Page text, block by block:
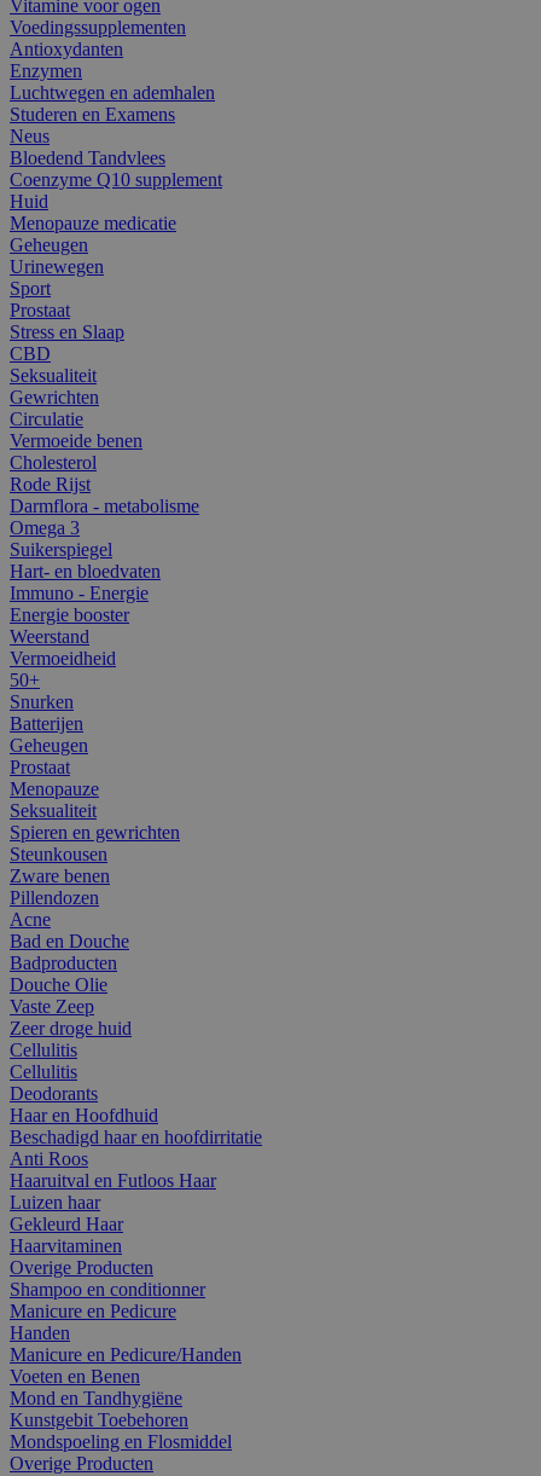
Vitamine voor ogen
Voedingssupplementen
Antioxydanten
Enzymen
Luchtwegen en ademhalen
Studeren en Examens
Neus
Bloedend Tandvlees
Coenzyme Q10 supplement
Huid
Menopauze medicatie
Geheugen
Urinewegen
Sport
Prostaat
Stress en Slaap
CBD
Seksualiteit
Gewrichten
Circulatie
Vermoeide benen
Cholesterol
Rode Rijst
Darmflora - metabolisme
Omega 3
Suikerspiegel
Hart- en bloedvaten
Immuno - Energie
Energie booster
Weerstand
Vermoeidheid
50+
Snurken
Batterijen
Geheugen
Prostaat
Menopauze
Seksualiteit
Spieren en gewrichten
Steunkousen
Zware benen
Pillendozen
Acne
Bad en Douche
Badproducten
Douche Olie
Vaste Zeep
Zeer droge huid
Cellulitis
Cellulitis
Deodorants
Haar en Hoofdhuid
Beschadigd haar en hoofdirritatie
Anti Roos
Haaruitval en Futloos Haar
Luizen haar
Gekleurd Haar
Haarvitaminen
Overige Producten
Shampoo en conditionner
Manicure en Pedicure
Handen
Manicure en Pedicure/Handen
Voeten en Benen
Mond en Tandhygiëne
Kunstgebit Toebehoren
Mondspoeling en Flosmiddel
Overige Producten